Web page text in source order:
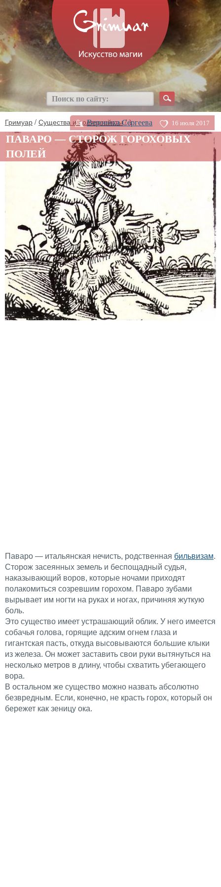
Гримуар / Существа и полтергейсты/ ⤵
ПАВАРО — СТОРОЖ ГОРОХОВЫХ
ПОЛЕЙ
Вероника Сергеева 16 июля 2017
Паваро — итальянская нечисть, родственная бильвизам.
Сторож засеянных земель и беспощадный судья,
наказывающий воров, которые ночами приходят
полакомиться созревшим горохом. Паваро зубами
вырывает им ногти на руках и ногах, причиняя жуткую
боль.
Это существо имеет устрашающий облик. У него имеется
собачья голова, горящие адским огнем глаза и
гигантская пасть, откуда высовываются большие клыки
из железа. Он может заставить свои руки вытянуться на
несколько метров в длину, чтобы схватить убегающего
вора.
В остальном же существо можно назвать абсолютно
безвредным. Если, конечно, не красть горох, который он
бережет как зеницу ока.